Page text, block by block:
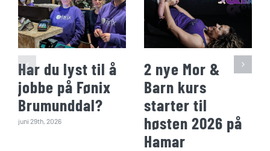
Har du lyst til å
jobbe på Fønix
Brumunddal?
juni 29th, 2026
2 nye Mor &
Barn kurs
starter til
høsten 2026 på
Hamar